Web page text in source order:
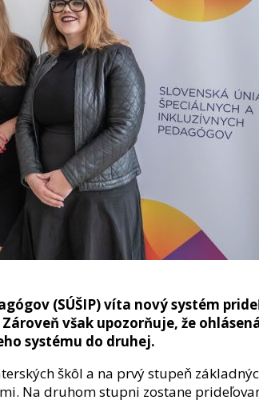
(SÚŠIP) víta nový systém
však upozorňuje, že
systému do druhej.
škôl a na prvý stupeň
Na druhom stupni zostane